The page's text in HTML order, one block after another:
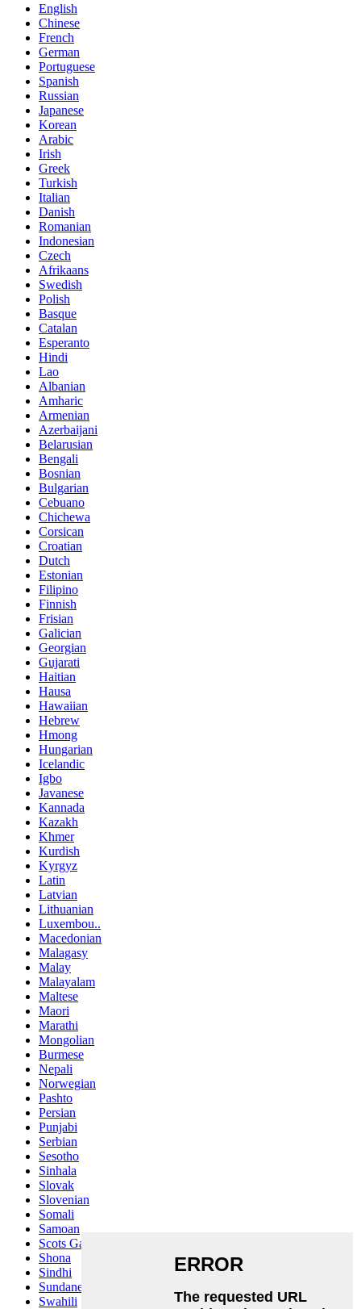
English
Chinese
French
German
Portuguese
Spanish
Russian
Japanese
Korean
Arabic
Irish
Greek
Turkish
Italian
Danish
Romanian
Indonesian
Czech
Afrikaans
Swedish
Polish
Basque
Catalan
Esperanto
Hindi
Lao
Albanian
Amharic
Armenian
Azerbaijani
Belarusian
Bengali
Bosnian
Bulgarian
Cebuano
Chichewa
Corsican
Croatian
Dutch
Estonian
Filipino
Finnish
Frisian
Galician
Georgian
Gujarati
Haitian
Hausa
Hawaiian
Hebrew
Hmong
Hungarian
Icelandic
Igbo
Javanese
Kannada
Kazakh
Khmer
Kurdish
Kyrgyz
Latin
Latvian
Lithuanian
Luxembou..
Macedonian
Malagasy
Malay
Malayalam
Maltese
Maori
Marathi
Mongolian
Burmese
Nepali
Norwegian
Pashto
Persian
Punjabi
Serbian
Sesotho
Sinhala
Slovak
Slovenian
Somali
Samoan
Scots Gaelic
Shona
Sindhi
Sundanese
Swahili